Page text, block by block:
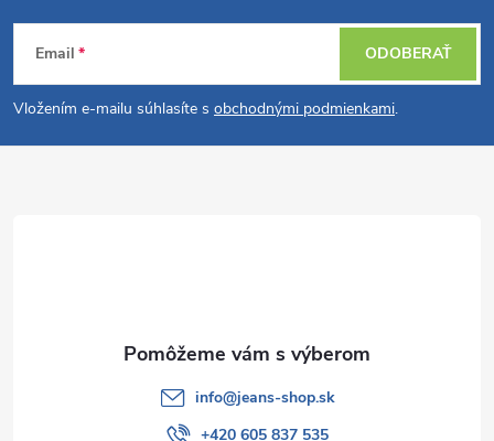
Z
á
p
Email
Vložením e-mailu súhlasíte s obchodnými podmienkami.
ODOBERAŤ
info@jeans-shop.sk
+420 605 837 535